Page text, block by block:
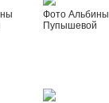
Фото Альбины
Пупышевой